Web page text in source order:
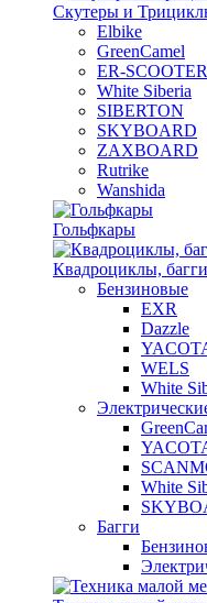
Скутеры и
Elbike
GreenCamel
ER-
White Siberia
SIBERTON
SKYBOARD
ZAXBOARD
Rutrike
Wanshida
Гольфкары
Квадроциклы, багги
Бензиновые
EXR
Dazzle
WELS
White
White
Багги